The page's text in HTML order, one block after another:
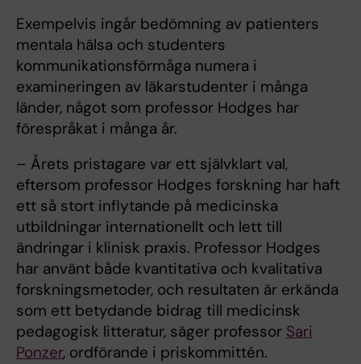
Exempelvis ingår bedömning av patienters
mentala hälsa och studenters
kommunikationsförmåga numera i
examineringen av läkarstudenter i många
länder, något som professor Hodges har
förespråkat i många år.
– Årets pristagare var ett självklart val,
eftersom professor Hodges forskning har haft
ett så stort inflytande på medicinska
utbildningar internationellt och lett till
ändringar i klinisk praxis. Professor Hodges
har använt både kvantitativa och kvalitativa
forskningsmetoder, och resultaten är erkända
som ett betydande bidrag till medicinsk
pedagogisk litteratur, säger professor Sari
Ponzer, ordförande i priskommittén.